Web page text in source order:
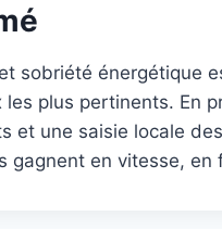
sobriété énergétique
les plus pertinents. En
et une saisie locale
gagnent en vitesse,